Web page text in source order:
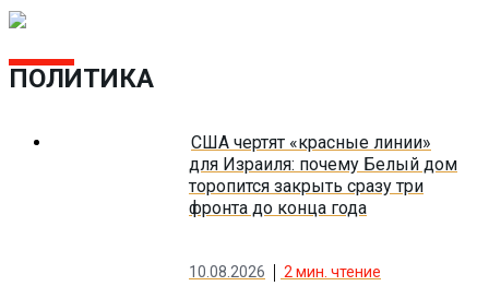
ПОЛИТИКА
США чертят «красные линии»
для Израиля: почему Белый дом
торопится закрыть сразу три
фронта до конца года
10.08.2026 2 мин. чтение